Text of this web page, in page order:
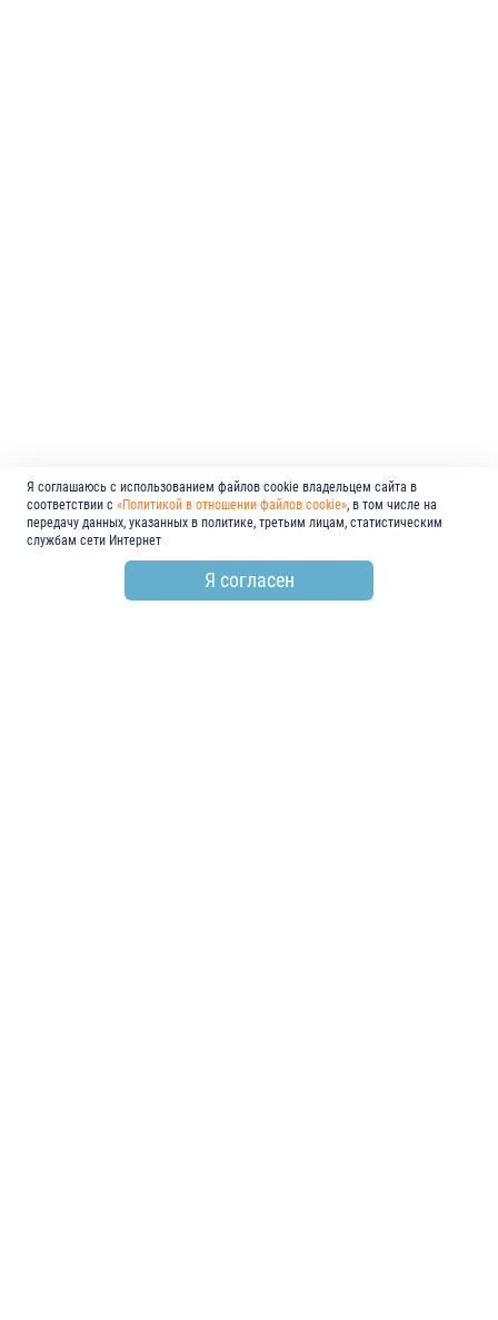
Я соглашаюсь с использованием файлов cookie владельцем сайта в
соответствии с «Политикой в отношении файлов cookie», в том числе на
передачу данных, указанных в политике, третьим лицам, статистическим
службам сети Интернет
Я согласен